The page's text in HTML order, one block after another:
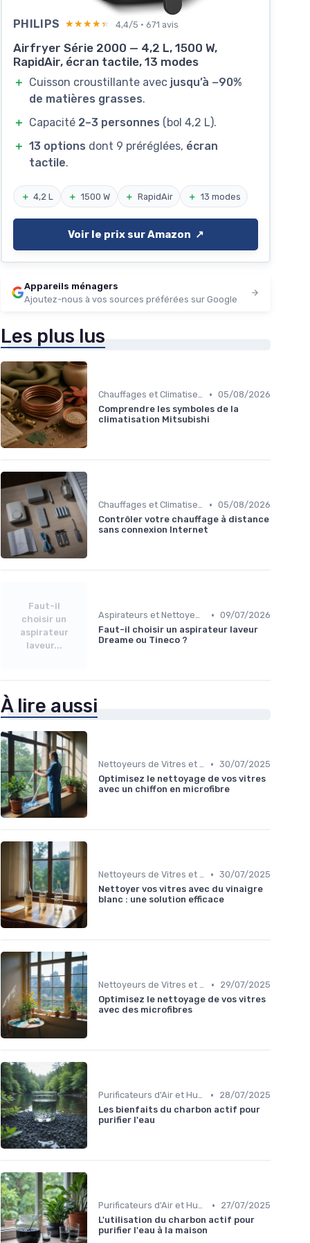
PHILIPS ★★★★★
★★★★★ 4,4/5 · 671 avis
Airfryer Série 2000 — 4,2 L, 1500 W,
RapidAir, écran tactile, 13 modes
＋ Cuisson croustillante avec jusqu’à −90%
de matières grasses.
＋ Capacité 2–3 personnes (bol 4,2 L).
＋ 13 options dont 9 préréglées, écran
tactile.
＋ 4,2 L ＋ 1500 W ＋ RapidAir ＋ 13 modes
Voir le prix sur Amazon ↗️
Appareils ménagers
Ajoutez-nous à vos sources préférées sur Google
Les plus lus
Chauffages et Climatiseurs • 05/08/2026
Comprendre les symboles de la
climatisation Mitsubishi
Chauffages et Climatiseurs • 05/08/2026
Contrôler votre chauffage à distance
sans connexion Internet
Faut-il
choisir un
aspirateur
laveur...
Aspirateurs et Nettoyeurs • 09/07/2026
Faut-il choisir un aspirateur laveur
Dreame ou Tineco ?
À lire aussi
Nettoyeurs de Vitres et Vapeur • 30/07/2025
Optimisez le nettoyage de vos vitres
avec un chiffon en microfibre
Nettoyeurs de Vitres et Vapeur • 30/07/2025
Nettoyer vos vitres avec du vinaigre
blanc : une solution efficace
Nettoyeurs de Vitres et Vapeur •
29/07/2025
Optimisez le nettoyage de vos vitres
avec des microfibres
Purificateurs d'Air et Humidificateurs •
28/07/2025
Les bienfaits du charbon actif pour
purifier l'eau
Purificateurs d'Air et Humidificateurs •
27/07/2025
L'utilisation du charbon actif pour
purifier l'eau à la maison